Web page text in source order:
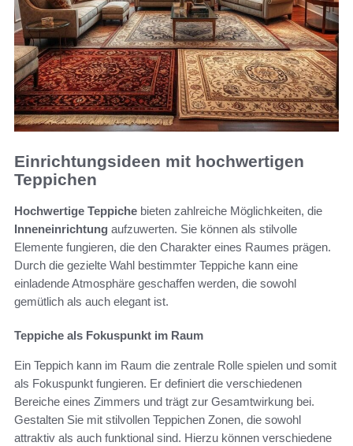
Einrichtungsideen mit hochwertigen
Teppichen
Hochwertige Teppiche bieten zahlreiche Möglichkeiten, die
Inneneinrichtung aufzuwerten. Sie können als stilvolle
Elemente fungieren, die den Charakter eines Raumes prägen.
Durch die gezielte Wahl bestimmter Teppiche kann eine
einladende Atmosphäre geschaffen werden, die sowohl
gemütlich als auch elegant ist.
Teppiche als Fokuspunkt im Raum
Ein Teppich kann im Raum die zentrale Rolle spielen und somit
als Fokuspunkt fungieren. Er definiert die verschiedenen
Bereiche eines Zimmers und trägt zur Gesamtwirkung bei.
Gestalten Sie mit stilvollen Teppichen Zonen, die sowohl
attraktiv als auch funktional sind. Hierzu können verschiedene